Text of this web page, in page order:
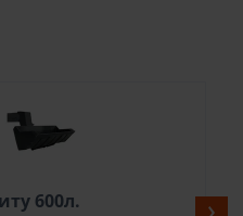
600л.